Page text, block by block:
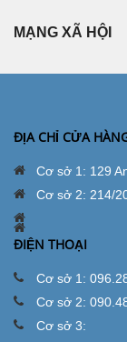
MẠNG XÃ HỘI
ĐỊA CHỈ CỬA
Cơ sở 1: 129
Cơ sở 2: 214/
ĐIỆN THOẠI
Cơ sở 1:
Cơ sở 2:
Cơ sở 3: